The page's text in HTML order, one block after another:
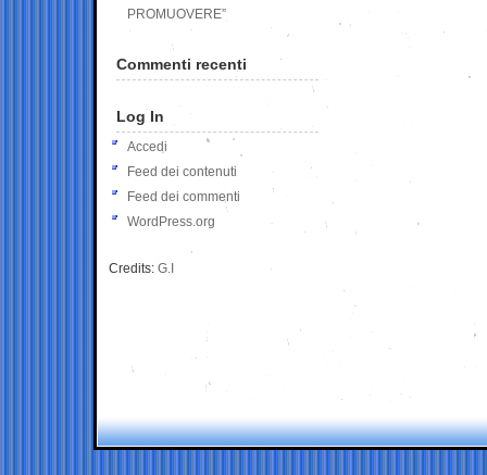
PROMUOVERE”
Commenti recenti
Log In
Accedi
Feed dei contenuti
Feed dei commenti
WordPress.org
Credits: G.I